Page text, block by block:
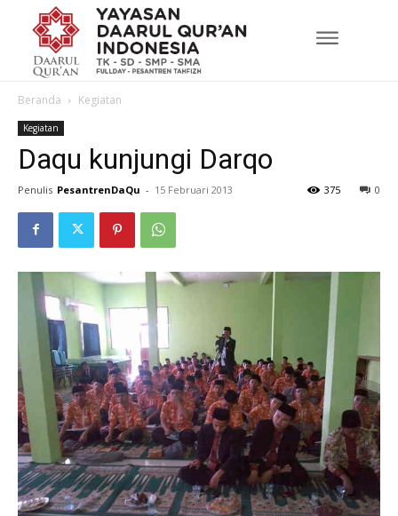
Beranda Kegiatan
Kegiatan
Daqu kunjungi Darqo
Penulis PesantrenDaQu - 15 Februari 2013 0
375